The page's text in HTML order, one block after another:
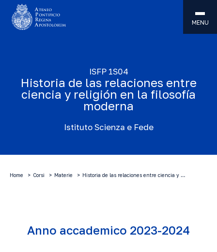
MENU
ISFP 1S04
Historia de las relaciones entre
ciencia y religión en la filosofía
moderna
Istituto Scienza e Fede
Home Corsi Materie Historia de las relaciones entre ciencia y …
Anno accademico 2023-2024